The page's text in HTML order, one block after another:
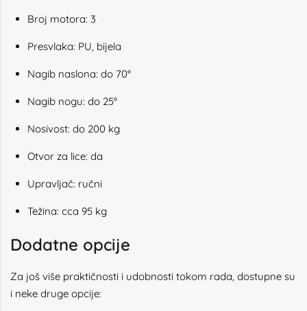
Broj motora: 3
Presvlaka: PU, bijela
Nagib naslona: do 70°
Nagib nogu: do 25°
Nosivost: do 200 kg
Otvor za lice: da
Upravljač: ručni
Težina: cca 95 kg
Dodatne opcije
Za još više praktičnosti i udobnosti tokom rada, dostupne su
i neke druge opcije: